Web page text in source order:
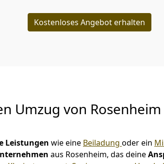
Kostenloses Angebot erhalten
Umzug von
Leistungen wie eine Beiladung oder ein
aus Rosenheim, das deine